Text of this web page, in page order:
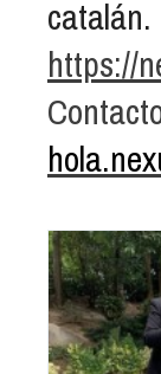
catalán.
https://